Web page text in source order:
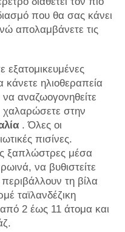
που θα σας κάνει
απολαμβάνετε τις
κάνετε ηλιοθεραπεία
αναζωογονηθείτε
χαλαρώσετε στην
. Όλες οι
πισίνες.
ξαπλώστρες μέσα
να βυθιστείτε
τη βίλα
ταϊλανδέζικη
από 2 έως 11 άτομα και